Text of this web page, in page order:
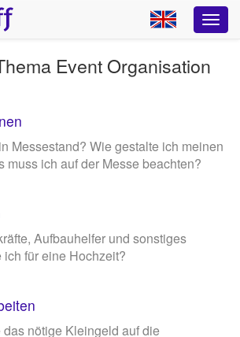
Event Organisation
Messestand? Wie gestalte ich meinen
muss ich auf der Messe beachten?
Aufbauhelfer und sonstiges
für eine Hochzeit?
nötige Kleingeld auf die